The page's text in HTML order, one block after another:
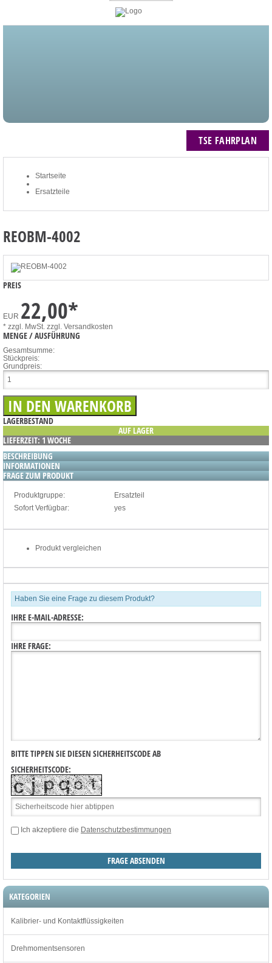
TSE FAHRPLAN
Startseite
Ersatzteile
REOBM-4002
PREIS
EUR 22,00*
* zzgl. MwSt. zzgl. Versandkosten
MENGE / AUSFÜHRUNG
Gesamtsumme:
Stückpreis:
Grundpreis:
LAGERBESTAND
AUF LAGER
LIEFERZEIT: 1 WOCHE
BESCHREIBUNG
INFORMATIONEN
FRAGE ZUM PRODUKT
Produktgruppe:
Ersatzteil
Sofort Verfügbar:
yes
Produkt vergleichen
Haben Sie eine Frage zu diesem Produkt?
IHRE E-MAIL-ADRESSE:
IHRE FRAGE:
BITTE TIPPEN SIE DIESEN SICHERHEITSCODE AB
SICHERHEITSCODE:
Ich akzeptiere die Datenschutzbestimmungen
KATEGORIEN
Kalibrier- und Kontaktflüssigkeiten
Drehmomentsensoren